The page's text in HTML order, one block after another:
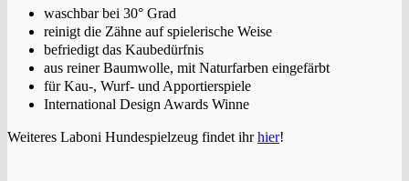
waschbar bei 30° Grad
reinigt die Zähne auf spielerische Weise
befriedigt das Kaubedürfnis
aus reiner Baumwolle, mit Naturfarben eingefärbt
für Kau-, Wurf- und Apportierspiele
International Design Awards Winne
Weiteres Laboni Hundespielzeug findet ihrhier!